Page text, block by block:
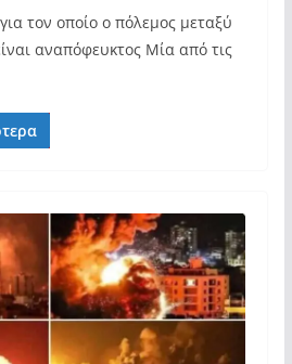
τον οποίο ο πόλεμος μεταξύ
αναπόφευκτος Μία από τις